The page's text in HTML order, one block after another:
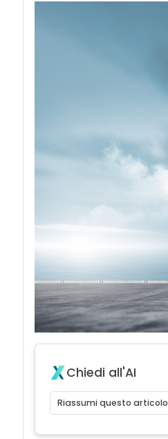
Chiedi all'AI
Riassumi questo articolo